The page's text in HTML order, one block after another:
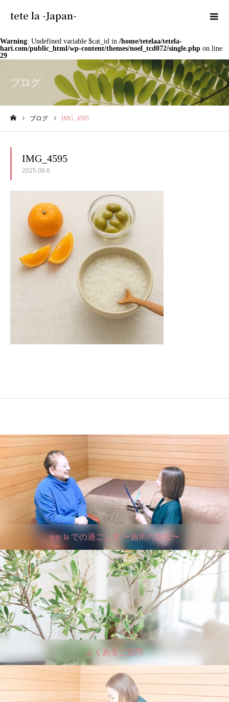
tete la -Japan-
Warning: Undefined variable $cat_id in /home/tetelaa/tetela-
hari.com/public_html/wp-content/themes/noel_tcd072/single.php on line
29
ブログ
ブログ IMG_4595
IMG_4595
2025.08.6
tete la での過ごし方 〜施術の流れ〜
よくあるご質問